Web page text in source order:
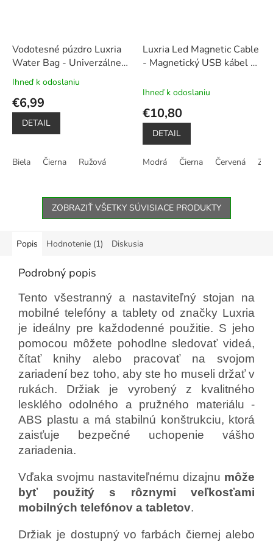
Vodotesné púzdro Luxria
Water Bag - Univerzálne
Priemerné
hodnotenie
produktu
hviezdičiek.
Ihneď k odoslaniu
€6,99
DETAIL
Biela Čierna Ružová
Luxria Led Magnetic Cable
- Magnetický USB kábel s
Ihneď k odoslaniu
€10,80
DETAIL
Modrá Čierna Červená
ZOBRAZIŤ VŠETKY SÚVISIACE PRODUKTY
Popis Hodnotenie (1) Diskusia
Podrobný popis
Tento všestranný a nastaviteľný stojan na
mobilné telefóny a tablety od značky Luxria
je ideálny pre každodenné použitie. S jeho
pomocou môžete pohodlne sledovať videá,
čítať knihy alebo pracovať na svojom
zariadení bez toho, aby ste ho museli držať v
rukách. Držiak je vyrobený z kvalitného
lesklého odolného a pružného materiálu -
ABS plastu a má stabilnú konštrukciu, ktorá
zaisťuje bezpečné uchopenie vášho
zariadenia.
Vďaka svojmu nastaviteľnému dizajnu môže
byť použitý s rôznymi veľkosťami
mobilných telefónov a tabletov.
Držiak je dostupný vo farbách čiernej alebo